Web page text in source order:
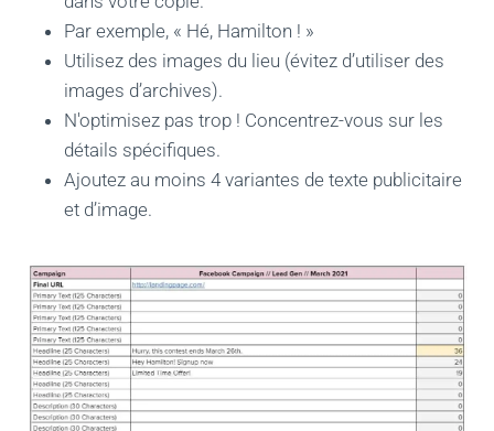
Par exemple, « Hé, Hamilton ! »
Utilisez des images du lieu (évitez d’utiliser des
images d’archives).
N'optimisez pas trop ! Concentrez-vous sur les
détails spécifiques.
Ajoutez au moins 4 variantes de texte publicitaire
et d’image.